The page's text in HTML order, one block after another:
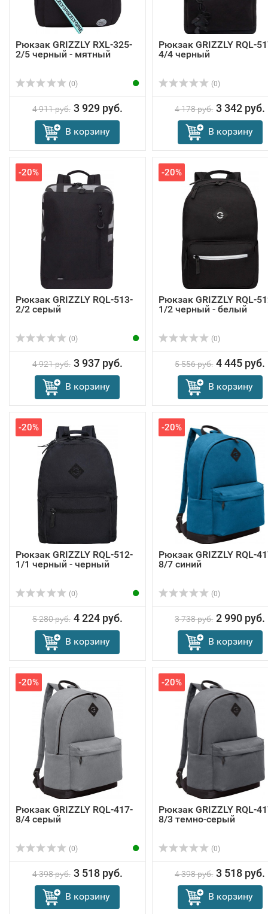
Рюкзак GRIZZLY RXL-325-
2/5 черный - мятный
(0)
4 911 руб. 3 929 руб.
В корзину
Рюкзак GRIZZLY RQL-
4/4 черный
(0)
4 178 руб. 3 342 руб.
В корзину
-20%
Рюкзак GRIZZLY RQL-513-
2/2 серый
(0)
4 921 руб. 3 937 руб.
В корзину
-20%
Рюкзак GRIZZLY RQL-
1/2 черный - белый
(0)
5 556 руб. 4 445 руб.
В корзину
-20%
Рюкзак GRIZZLY RQL-512-
1/1 черный - черный
(0)
5 280 руб. 4 224 руб.
В корзину
-20%
Рюкзак GRIZZLY RQL-
8/7 синий
(0)
3 738 руб. 2 990 руб.
В корзину
-20%
Рюкзак GRIZZLY RQL-417-
8/4 серый
(0)
4 398 руб. 3 518 руб.
В корзину
-20%
Рюкзак GRIZZLY RQL-
8/3 темно-серый
(0)
4 398 руб. 3 518 руб.
В корзину